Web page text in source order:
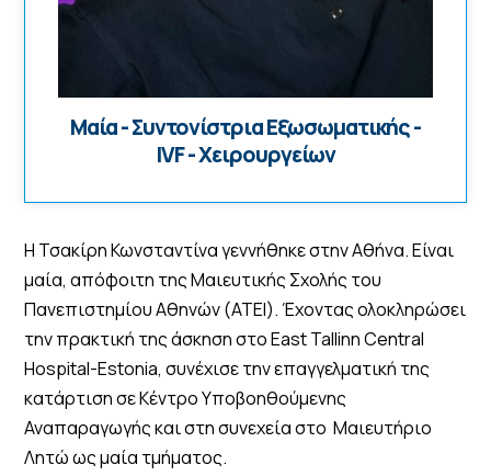
Μαία - Συντονίστρια Εξωσωματικής -
IVF - Χειρουργείων
Η Τσακίρη Κωνσταντίνα γεννήθηκε στην Αθήνα. Είναι
μαία, απόφοιτη της Μαιευτικής Σχολής του
Πανεπιστημίου Αθηνών (ΑΤΕΙ). Έχοντας ολοκληρώσει
την πρακτική της άσκηση στο Εast Tallinn Central
Hospital-Estonia, συνέχισε την επαγγελματική της
κατάρτιση σε Κέντρο Υποβοηθούμενης
Αναπαραγωγής και στη συνεχεία στο Μαιευτήριο
Λητώ ως μαία τμήματος.